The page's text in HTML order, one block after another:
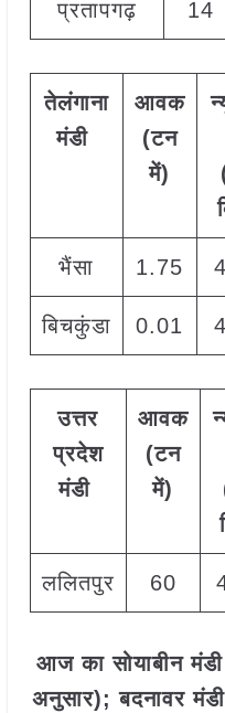
प्रतापगढ़ 14
तेलंगाना
मंडी
आवक
(टन
में)
भैंसा 1.75
बिचकुंडा 0.01
उत्तर
प्रदेश
मंडी
आवक
(टन
में)
ललितपुर 60
आज का सोयाबीन
अनुसार); बदनावर